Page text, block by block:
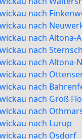
nach
nach
nach Altona-
nach
nach Altona-
nach
nach
nach Groß
nach
nach Lurup
nach Osdorf